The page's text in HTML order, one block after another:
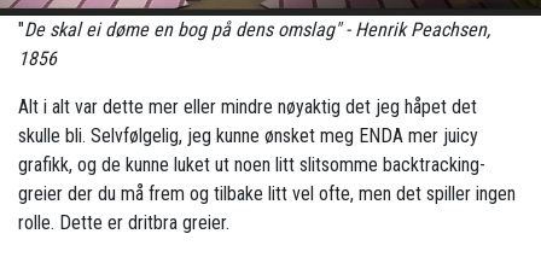
"De skal ei døme en bog på dens omslag" - Henrik Peachsen,
1856
Alt i alt var dette mer eller mindre nøyaktig det jeg håpet det
skulle bli. Selvfølgelig, jeg kunne ønsket meg ENDA mer juicy
grafikk, og de kunne luket ut noen litt slitsomme backtracking-
greier der du må frem og tilbake litt vel ofte, men det spiller ingen
rolle. Dette er dritbra greier.